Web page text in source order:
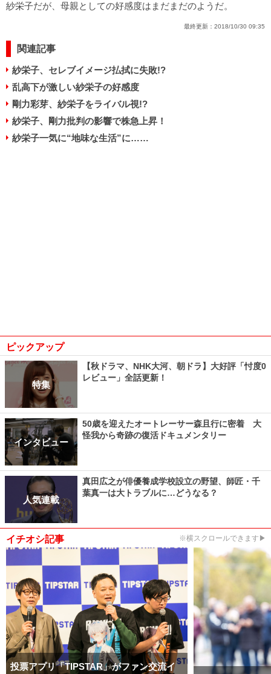
紗栄子だが、母親としての好感度はまだまだのようだ。
最終更新： 2018/10/30 09:35
関連記事
紗栄子、セレブイメージ払拭に失敗!?
乱高下が激しい紗栄子の好感度
剛力彩芽、紗栄子をライバル視!?
紗栄子、剛力批判の影響で株急上昇！
紗栄子一気に“地味な生活”に……
ピックアップ
特集
【秋ドラマ、NHK大河、朝ドラ】大好評「忖度0
レビュー」全話更新！
インタビュー
50歳を迎えたオートレーサー森且行に密着 大
怪我から奇跡の復活ドキュメンタリー
人気連載
真田広之が俳優養成学校設立の野望、師匠・千
葉真一は大トラブルに…どうなる？
イチオシ記事 ※横スクロールできます▶
投票アプリ「TIPSTAR」がファン交流イ